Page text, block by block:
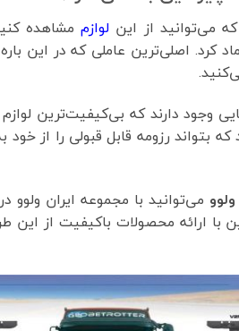
می‌توانید از این لوازممشاهده
کرد. اصلی‌ترین عاملی که در این
وجود دارند که بی‌کیفیت‌ترین
بتواند رزومه قابل قبولی را از
می‌توانید با مجموعه ایران ولوو
با ارائه محصولات باکیفیت از